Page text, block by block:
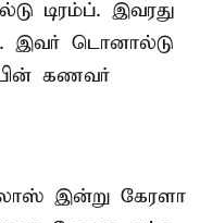
டிரம்ப். இவரது
இவர் டொனால்டு
கணவர்
இன்று கேரளா